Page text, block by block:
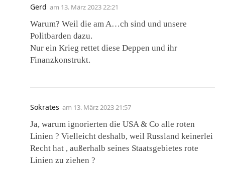
Gerd am 13. März 2023 22:21
Warum? Weil die am A…ch sind und unsere
Politbarden dazu.
Nur ein Krieg rettet diese Deppen und ihr
Finanzkonstrukt.
Sokrates am 13. März 2023 21:57
Ja, warum ignorierten die USA & Co alle roten
Linien ? Vielleicht deshalb, weil Russland keinerlei
Recht hat , außerhalb seines Staatsgebietes rote
Linien zu ziehen ?